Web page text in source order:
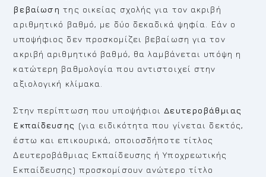
βεβαίωση της οικείας σχολής για τον ακριβή
αριθμητικό βαθμό, με δύο δεκαδικά ψηφία. Εάν ο
υποψήφιος δεν προσκομίζει βεβαίωση για τον
ακριβή αριθμητικό βαθμό, θα λαμβάνεται υπόψη η
κατώτερη βαθμολογία που αντιστοιχεί στην
αξιολογική κλίμακα.
Στην περίπτωση που υποψήφιοι Δευτεροβάθμιας
Εκπαίδευσης (για ειδικότητα που γίνεται δεκτός,
έστω και επικουρικά, οποιοσδήποτε τίτλος
Δευτεροβάθμιας Εκπαίδευσης ή Υποχρεωτικής
Εκπαίδευσης) προσκομίσουν ανώτερο τίτλο